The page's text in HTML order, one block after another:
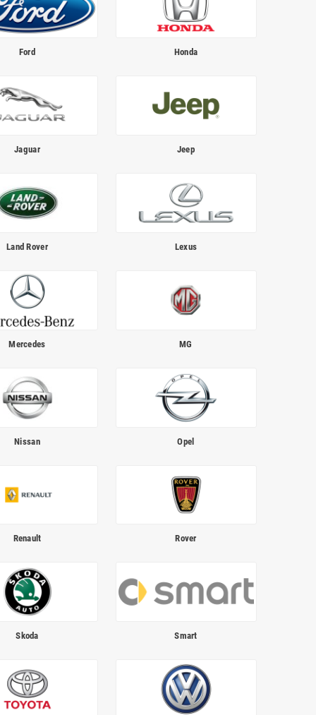
Ford Honda
Jaguar Jeep
Land Rover Lexus
Mercedes MG
Nissan Opel
Renault Rover
Skoda Smart